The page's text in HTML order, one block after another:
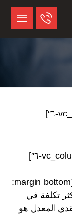
[/vc_column][vc_column offset=”vc_col-md-٦″]
css=”.vc_custom_١٦٢٥٦٠٨٩٨٠٣٩٣{margin-bottom:
تكلفة في
المعدل هو